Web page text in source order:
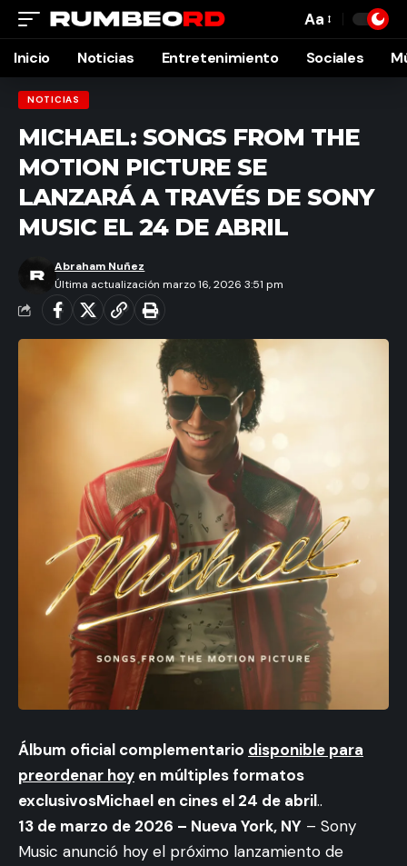
Font
Resizer
Aa
Inicio Noticias Entretenimiento Sociales
NOTICIAS
MICHAEL: SONGS FROM THE
MOTION PICTURE SE
LANZARÁ A TRAVÉS DE SONY
MUSIC EL 24 DE ABRIL
Última actualización marzo 16, 2026 3:51 pm
Abraham Nuñez
Álbum oficial complementario disponible para
preordenar hoy en múltiples formatos
exclusivosMichael en cines el 24 de abril..
13 de marzo de 2026 – Nueva York, NY – Sony
Music anunció hoy el próximo lanzamiento de